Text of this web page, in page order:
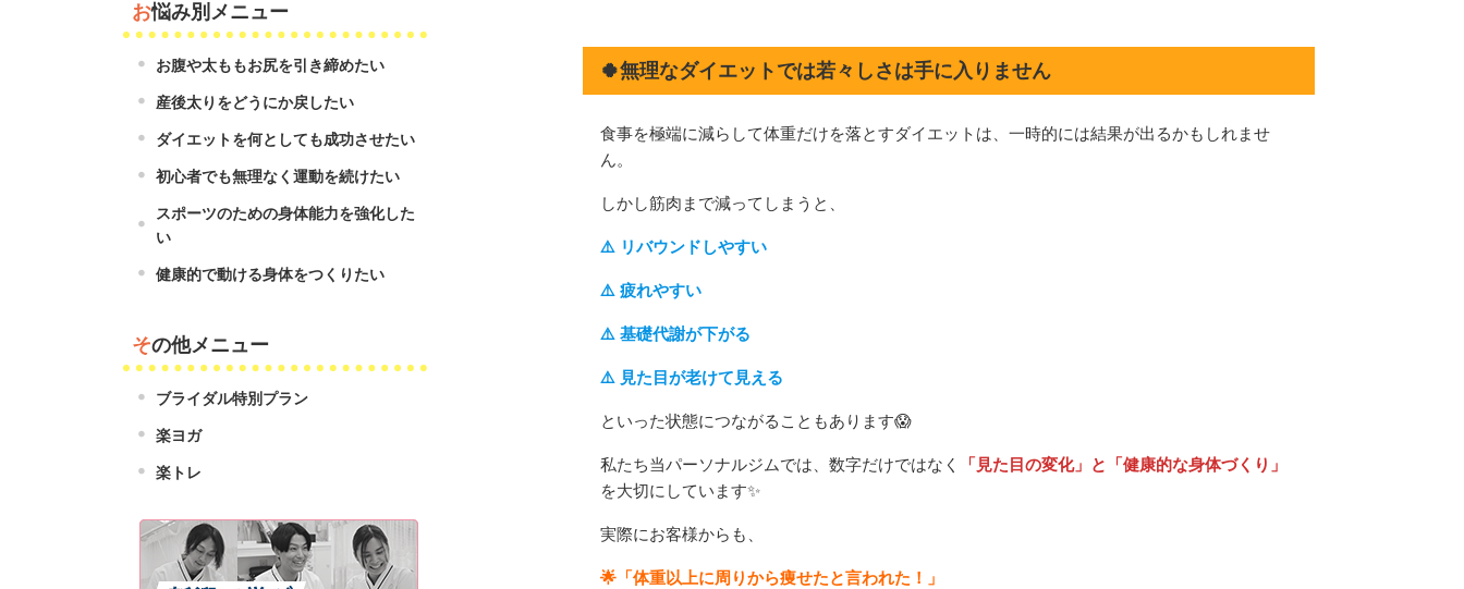
🍀無理なダイエットでは若々しさは手に入りません
食事を極端に減らして体重だけを落とすダイエットは、一時的には結果が出るかもしれませ
ん。
しかし筋肉まで減ってしまうと、
⚠️ リバウンドしやすい
⚠️ 疲れやすい
⚠️ 基礎代謝が下がる
⚠️ 見た目が老けて見える
といった状態につながることもあります😱
私たち当パーソナルジムでは、数字だけではなく
「見た目の変化」と「健康的な身体づくり」
を大切にしています✨
実際にお客様からも、
🌟「体重以上に周りから痩せたと言われた！」
お悩み別メニュー
お腹や太ももお尻を引き締めたい
産後太りをどうにか戻したい
ダイエットを何としても成功させたい
初心者でも無理なく運動を続けたい
スポーツのための身体能力を強化した
い
健康的で動ける身体をつくりたい
その他メニュー
ブライダル特別プラン
楽ヨガ
楽トレ